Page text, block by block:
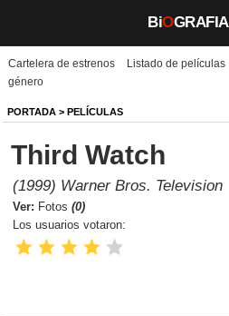
BiO
Biografías
Películas
TV
Música
Un día como hoy
Cartelera de estrenos Listado de películas
género
PORTADA > PELÍCULAS
Third Watch
(1999) Warner Bros. Television
Ver: Fotos (0)
Los usuarios votaron: